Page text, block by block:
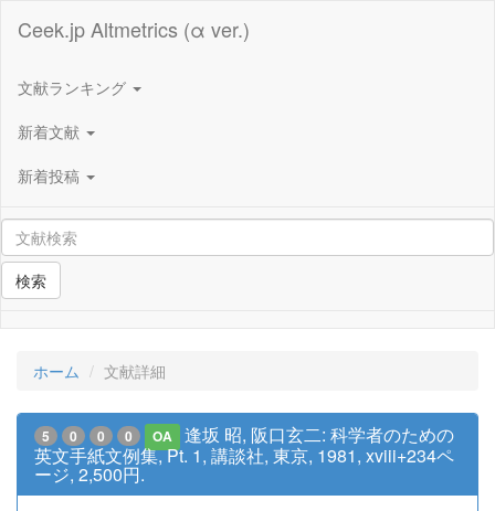
Ceek.jp Altmetrics (α ver.)
文献ランキング
新着文献
新着投稿
検索
ホーム 文献詳細
5 0 0 0 OA
逢坂 昭, 阪口玄二: 科学者のための
英文手紙文例集, Pt. 1, 講談社, 東京, 1981, xviii+234ペ
ージ, 2,500円.